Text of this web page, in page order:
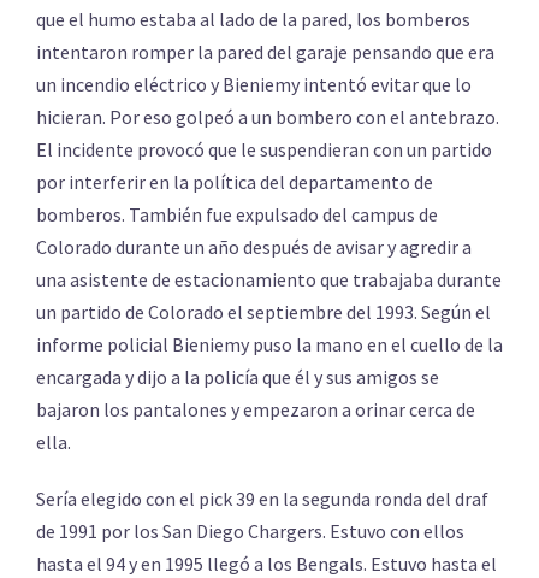
que el humo estaba al lado de la pared, los bomberos
intentaron romper la pared del garaje pensando que era
un incendio eléctrico y Bieniemy intentó evitar que lo
hicieran. Por eso golpeó a un bombero con el antebrazo.
El incidente provocó que le suspendieran con un partido
por interferir en la política del departamento de
bomberos. También fue expulsado del campus de
Colorado durante un año después de avisar y agredir a
una asistente de estacionamiento que trabajaba durante
un partido de Colorado el septiembre del 1993. Según el
informe policial Bieniemy puso la mano en el cuello de la
encargada y dijo a la policía que él y sus amigos se
bajaron los pantalones y empezaron a orinar cerca de
ella.
Sería elegido con el pick 39 en la segunda ronda del draf
de 1991 por los San Diego Chargers. Estuvo con ellos
hasta el 94 y en 1995 llegó a los Bengals. Estuvo hasta el